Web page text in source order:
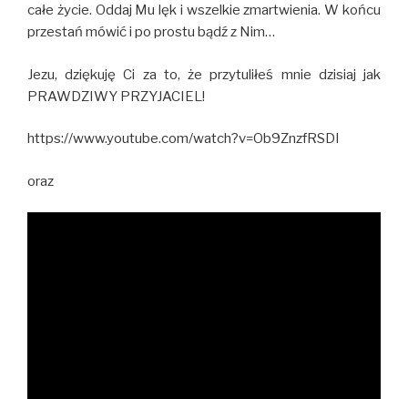
całe życie. Oddaj Mu lęk i wszelkie zmartwienia. W końcu
przestań mówić i po prostu bądź z Nim…
Jezu, dziękuję Ci za to, że przytuliłeś mnie dzisiaj jak
PRAWDZIWY PRZYJACIEL!
https://www.youtube.com/watch?v=Ob9ZnzfRSDI
oraz